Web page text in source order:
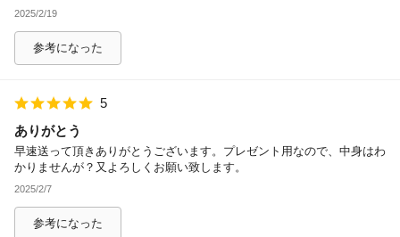
2025/2/19
参考になった
5
ありがとう
早速送って頂きありがとうございます。プレゼント用なので、中身はわ
かりませんが？又よろしくお願い致します。
2025/2/7
参考になった